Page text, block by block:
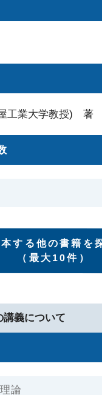
工業大学教授) 著
する他の書籍を
（最大10件）
講義について